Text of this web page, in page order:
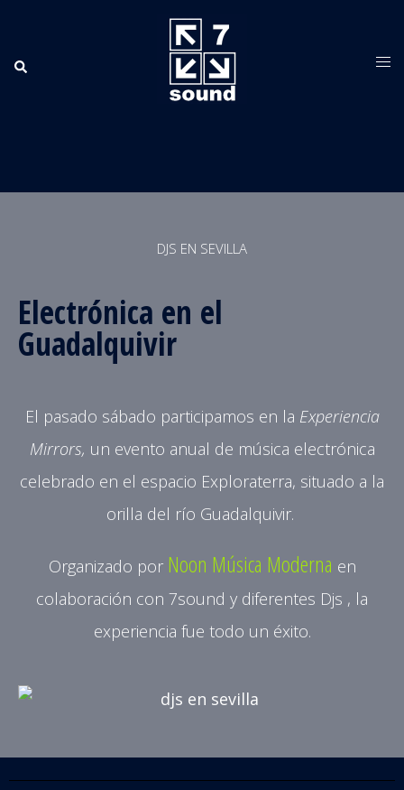
DJS EN SEVILLA
Electrónica en el
Guadalquivir
El pasado sábado participamos en la Experiencia
Mirrors, un evento anual de música electrónica
celebrado en el espacio Exploraterra, situado a la
orilla del río Guadalquivir.
Organizado por Noon Música Moderna en
colaboración con 7sound y diferentes Djs , la
experiencia fue todo un éxito.